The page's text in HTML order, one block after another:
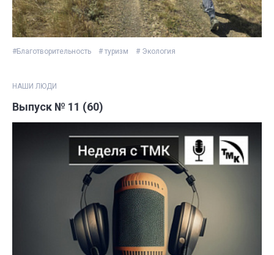
#Благотворительность # туризм # Экология
НАШИ ЛЮДИ
Выпуск № 11 (60)